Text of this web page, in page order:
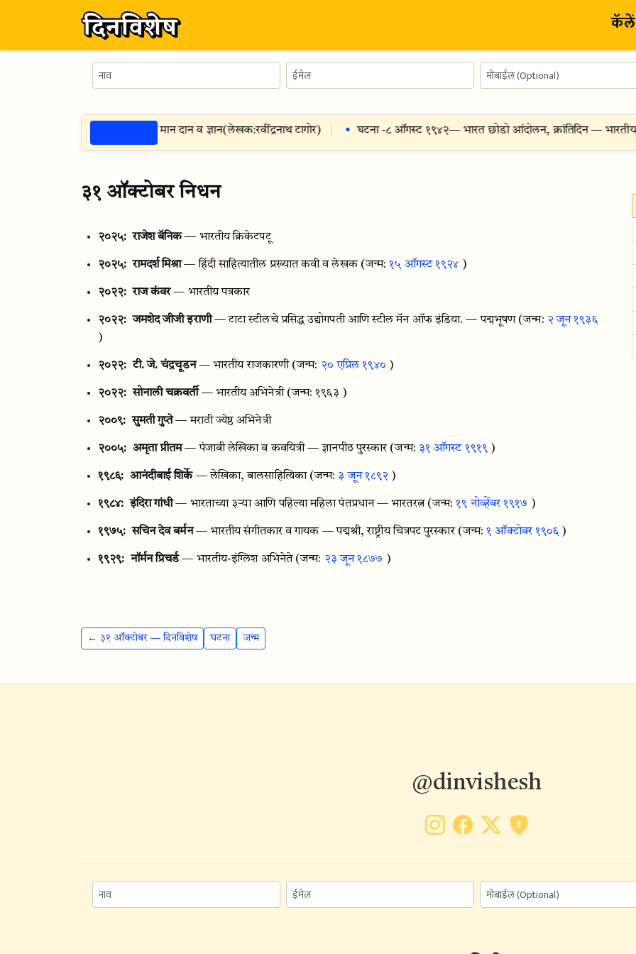
तीन गोष्टी शेजारी देत रहा मान दान व ज्ञान(लेखक:रवींद्रनाथ टागोर) घटना -८ ऑगस्ट १९४२— भारत छोडो आंदोलन, क्रांतिदिन — भारतीय
३१ ऑक्टोबर निधन
२०२५: राजेश बॅनिक — भारतीय क्रिकेटपटू
२०२५: रामदर्श मिश्रा — हिंदी साहित्यातील प्रख्यात कवी व लेखक (जन्म:१५ ऑगस्ट १९२४ )
२०२२: राज कंवर — भारतीय पत्रकार
२०२२: जमशेद जीजी इराणी — टाटा स्टीलचे प्रसिद्ध उद्योगपती आणि स्टील मॅन ऑफ इंडिया. — पद्मभूषण (जन्म: २ जून १९३६
)
२०२२: टी. जे. चंद्रचूडन — भारतीय राजकारणी (जन्म: २० एप्रिल १९४० )
२०२२: सोनाली चक्रवर्ती — भारतीय अभिनेत्री (जन्म: १९६३ )
२००९: सुमती गुप्ते — मराठी ज्येष्ठ अभिनेत्री
२००५: अमृता प्रीतम — पंजाबी लेखिका व कवयित्री — ज्ञानपीठ पुरस्कार (जन्म: ३१ ऑगस्ट १९१९)
१९८६: आनंदीबाई शिर्के — लेखिका, बालसाहित्यिका (जन्म: ३ जून १८९२ )
१९८४: इंदिरा गांधी — भारताच्या ३ऱ्या आणि पहिल्या महिला पंतप्रधान — भारतरत्न (जन्म:१९ नोव्हेंबर १९१७ )
१९७५: सचिन देव बर्मन — भारतीय संगीतकार व गायक — पद्मश्री, राष्ट्रीय चित्रपट पुरस्कार (जन्म:१ ऑक्टोबर १९०६ )
१९२९: नॉर्मन प्रिचर्ड — भारतीय-इंग्लिश अभिनेते (जन्म: २३ जून १८७७ )
← ३१ ऑक्टोबर — दिनविशेष घटना जन्म
@dinvishesh